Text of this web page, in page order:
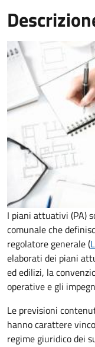
I piani attuativi (PA)
comunale che
regolatore generale (
elaborati dei piani
ed edilizi, la
operative e gli
Le previsioni
hanno carattere
regime giuridico dei